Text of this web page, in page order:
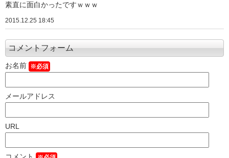
素直に面白かったですｗｗｗ
2015.12.25 18:45
コメントフォーム
お名前 ※必須
メールアドレス
URL